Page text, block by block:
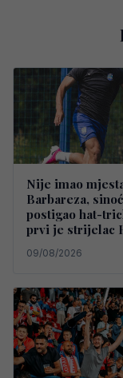
Nije imao
Barbareza,
postigao hat-
prvi je strijelac
09/08/2026